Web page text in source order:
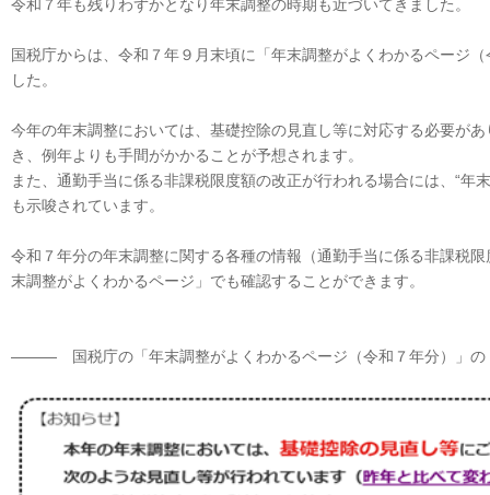
令和７年も残りわずかとなり年末調整の時期も近づいてきました。
国税庁からは、令和７年９月末頃に「年末調整がよくわかるページ
した。
今年の年末調整においては、基礎控除の見直し等に対応する必要が
き、例年よりも手間がかかることが予想されます。
また、通勤手当に係る非課税限度額の改正が行われる場合には、“年
も示唆されています。
令和７年分の年末調整に関する各種の情報（通勤手当に係る非課税
末調整がよくわかるページ」でも確認することができます。
――― 国税庁の「年末調整がよくわかるページ（令和７年分）